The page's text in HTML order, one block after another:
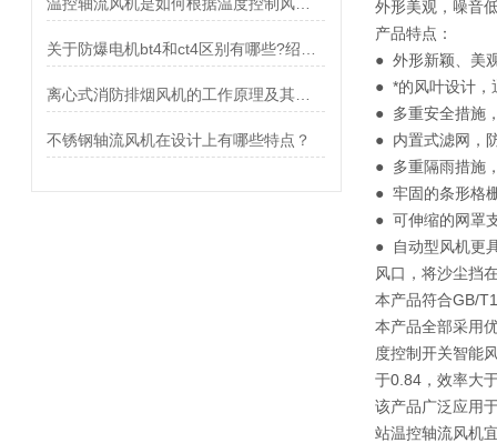
不锈钢轴流风机在设计上有哪些特点？
外形美观，噪音
产品特点：
● 外形新颖、美
● *的风叶设计，
● 多重安全措施
● 内置式滤网，
● 多重隔雨措施
● 牢固的条形格
● 可伸缩的网罩
● 自动型风机更
风口，将沙尘挡
本产品符合GB/
本产品全部采用
度控制开关智能
于0.84，效率大
该产品广泛应用
站温控轴流风机